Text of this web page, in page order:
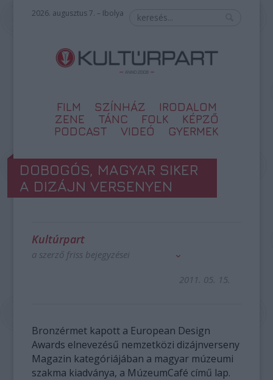
2026. augusztus 7. – Ibolya
FILM SZÍNHÁZ
IRODALOM
ZENE
TÁNC FOLK
KÉPZŐ
PODCAST
VIDEÓ GYERMEK
DOBOGÓS, MAGYAR SIKER
A DIZÁJN VERSENYEN
Kultúrpart
a szerző friss bejegyzései
2011. 05. 15.
Bronzérmet kapott a European Design
Awards elnevezésű nemzetközi dizájnverseny
Magazin kategóriájában a magyar múzeumi
szakma kiadványa, a MúzeumCafé című lap.